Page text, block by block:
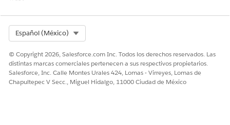
Español (México)
© Copyright 2026, Salesforce.com Inc. Todos los derechos reservados. Las
distintas marcas comerciales pertenecen a sus respectivos propietarios.
Salesforce, Inc. Calle Montes Urales 424, Lomas - Virreyes, Lomas de
Chapultepec V Secc., Miguel Hidalgo, 11000 Ciudad de México